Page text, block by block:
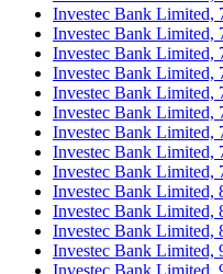
Investec Bank Limited,
Investec Bank Limited,
Investec Bank Limited,
Investec Bank Limited,
Investec Bank Limited,
Investec Bank Limited,
Investec Bank Limited,
Investec Bank Limited,
Investec Bank Limited,
Investec Bank Limited,
Investec Bank Limited,
Investec Bank Limited,
Investec Bank Limited,
Investec Bank Limited,